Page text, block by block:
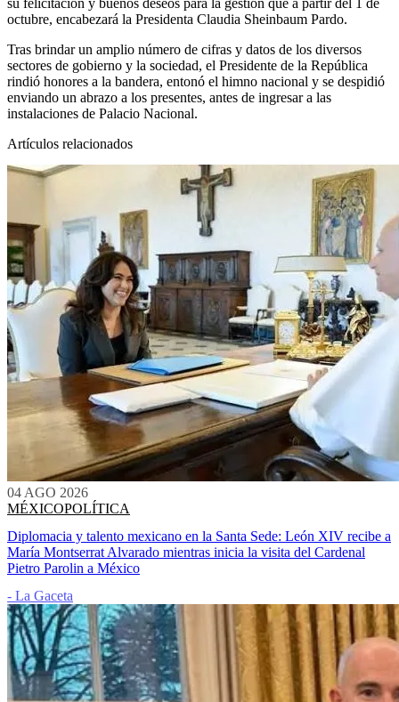
su felicitación y buenos deseos para la gestión que a partir del 1 de
octubre, encabezará la Presidenta Claudia Sheinbaum Pardo.
Tras brindar un amplio número de cifras y datos de los diversos
sectores de gobierno y la sociedad, el Presidente de la República
rindió honores a la bandera, entonó el himno nacional y se despidió
enviando un abrazo a los presentes, antes de ingresar a las
instalaciones de Palacio Nacional.
Artículos relacionados
04 AGO 2026
MÉXICOPOLÍTICA
Diplomacia y talento mexicano en la Santa Sede: León XIV recibe a
María Montserrat Alvarado mientras inicia la visita del Cardenal
Pietro Parolin a México
- La Gaceta